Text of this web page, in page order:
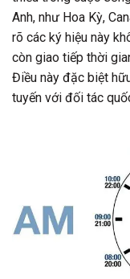
Anh, như Hoa Kỳ,
rõ các ký hiệu này
còn giao tiếp thời
Điều này đặc biệt
tuyến với đối tác